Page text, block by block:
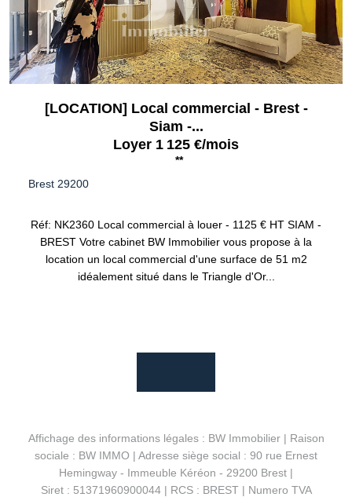
[LOCATION] Local commercial - Brest -
Siam -...
Loyer 1 125 €/mois
**
Brest 29200
Réf: NK2360 Local commercial à louer - 1125 € HT SIAM -
BREST Votre cabinet BW Immobilier vous propose à la
location un local commercial d'une surface de 51 m2
idéalement situé dans le Triangle d'Or...
Affichage des informations légales : BW Immobilier | Raison
sociale : BW IMMO | Adresse siège social : 90 rue Ernest
Hemingway - Immeuble Kéréon - 29200 Brest |
Siret : 51371960900044 | RCS : BREST | Numero TVA